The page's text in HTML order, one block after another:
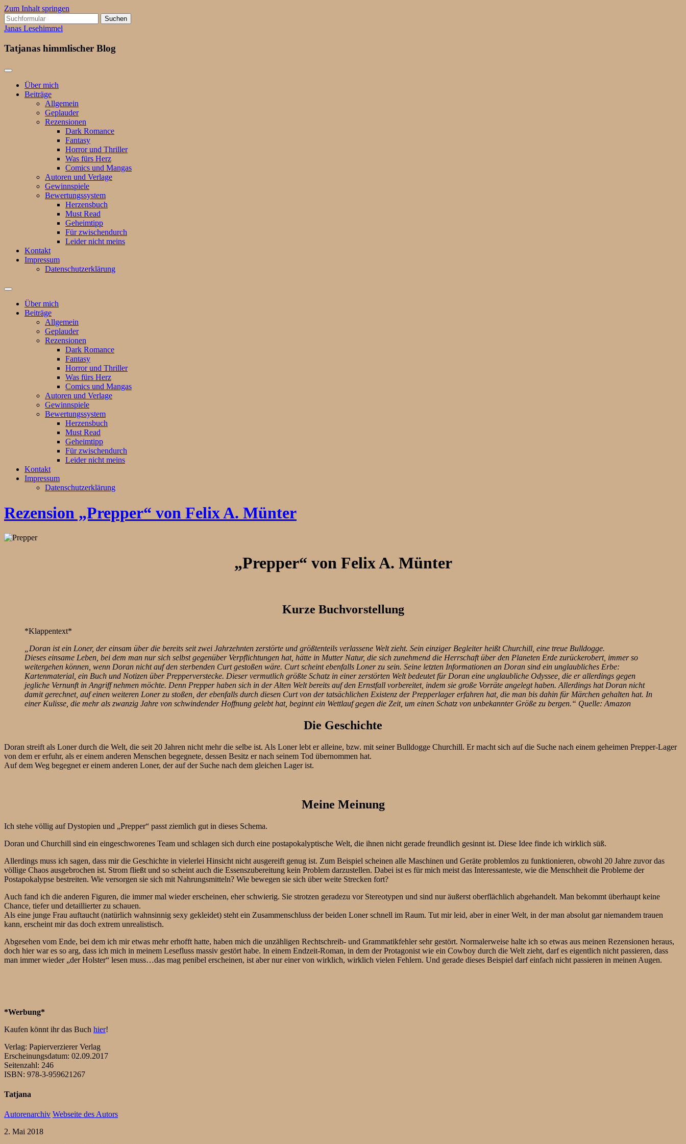
Zum Inhalt springen
Suchen
nach:
Janas Lesehimmel
Tatjanas himmlischer Blog
Über mich
Beiträge
Allgemein
Geplauder
Rezensionen
Dark Romance
Fantasy
Horror und Thriller
Was fürs Herz
Comics und Mangas
Autoren und Verlage
Gewinnspiele
Bewertungssystem
Herzensbuch
Must Read
Geheimtipp
Für zwischendurch
Leider nicht meins
Kontakt
Impressum
Datenschutzerklärung
Suchfeld
ein-/ausblenden
Über mich
Beiträge
Allgemein
Geplauder
Rezensionen
Dark Romance
Fantasy
Horror und Thriller
Was fürs Herz
Comics und Mangas
Autoren und Verlage
Gewinnspiele
Bewertungssystem
Herzensbuch
Must Read
Geheimtipp
Für zwischendurch
Leider nicht meins
Kontakt
Impressum
Datenschutzerklärung
Rezension „Prepper“ von Felix A. Münter
„Prepper“ von Felix A. Münter
Kurze Buchvorstellung
*Klappentext*
„Doran ist ein Loner, der einsam über die bereits seit zwei Jahrzehnten zerstörte und größtenteils verlassene Welt zieht. Sein einziger Begleiter heißt Churchill, eine treue Bulldogge.
Dieses einsame Leben, bei dem man nur sich selbst gegenüber Verpflichtungen hat, hätte in Mutter Natur, die sich zunehmend die Herrschaft über den Planeten Erde zurückerobert, immer so
weitergehen können, wenn Doran nicht auf den sterbenden Curt gestoßen wäre. Curt scheint ebenfalls Loner zu sein. Seine letzten Informationen an Doran sind ein unglaubliches Erbe:
Kartenmaterial, ein Buch und Notizen über Prepperverstecke. Dieser vermutlich größte Schatz in einer zerstörten Welt bedeutet für Doran eine unglaubliche Odyssee, die er allerdings gegen
jegliche Vernunft in Angriff nehmen möchte. Denn Prepper haben sich in der Alten Welt bereits auf den Ernstfall vorbereitet, indem sie große Vorräte angelegt haben. Allerdings hat Doran nicht
damit gerechnet, auf einen weiteren Loner zu stoßen, der ebenfalls durch diesen Curt von der tatsächlichen Existenz der Prepperlager erfahren hat, die man bis dahin für Märchen gehalten hat. In
einer Kulisse, die mehr als zwanzig Jahre von schwindender Hoffnung gelebt hat, beginnt ein Wettlauf gegen die Zeit, um einen Schatz von unbekannter Größe zu bergen.“ Quelle: Amazon
Die Geschichte
Doran streift als Loner durch die Welt, die seit 20 Jahren nicht mehr die selbe ist. Als Loner lebt er alleine, bzw. mit seiner Bulldogge Churchill. Er macht sich auf die Suche nach einem geheimen Prepper-Lager
von dem er erfuhr, als er einem anderen Menschen begegnete, dessen Besitz er nach seinem Tod übernommen hat.
Auf dem Weg begegnet er einem anderen Loner, der auf der Suche nach dem gleichen Lager ist.
Meine Meinung
Ich stehe völlig auf Dystopien und „Prepper“ passt ziemlich gut in dieses Schema.
Doran und Churchill sind ein eingeschworenes Team und schlagen sich durch eine postapokalyptische Welt, die ihnen nicht gerade freundlich gesinnt ist. Diese Idee finde ich wirklich süß.
Allerdings muss ich sagen, dass mir die Geschichte in vielerlei Hinsicht nicht ausgereift genug ist. Zum Beispiel scheinen alle Maschinen und Geräte problemlos zu funktionieren, obwohl 20 Jahre zuvor das
völlige Chaos ausgebrochen ist. Strom fließt und so scheint auch die Essenszubereitung kein Problem darzustellen. Dabei ist es für mich meist das Interessanteste, wie die Menschheit die Probleme der
Postapokalypse bestreiten. Wie versorgen sie sich mit Nahrungsmitteln? Wie bewegen sie sich über weite Strecken fort?
Auch fand ich die anderen Figuren, die immer mal wieder erscheinen, eher schwierig. Sie strotzen geradezu vor Stereotypen und sind nur äußerst oberflächlich abgehandelt. Man bekommt überhaupt keine
Chance, tiefer und detaillierter zu schauen.
Als eine junge Frau auftaucht (natürlich wahnsinnig sexy gekleidet) steht ein Zusammenschluss der beiden Loner schnell im Raum. Tut mir leid, aber in einer Welt, in der man absolut gar niemandem trauen
kann, erscheint mir das doch extrem unrealistisch.
Abgesehen vom Ende, bei dem ich mir etwas mehr erhofft hatte, haben mich die unzähligen Rechtschreib- und Grammatikfehler sehr gestört. Normalerweise halte ich so etwas aus meinen Rezensionen heraus,
doch hier war es so arg, dass ich mich in meinem Lesefluss massiv gestört habe. In einem Endzeit-Roman, in dem der Protagonist wie ein Cowboy durch die Welt zieht, darf es eigentlich nicht passieren, dass
man immer wieder „der Holster“ lesen muss…das mag penibel erscheinen, ist aber nur einer von wirklich, wirklich vielen Fehlern. Und gerade dieses Beispiel darf einfach nicht passieren in meinen Augen.
*Werbung*
Kaufen könnt ihr das Buch hier!
Verlag: Papierverzierer Verlag
Erscheinungsdatum: 02.09.2017
Seitenzahl: 246
ISBN: 978-3-959621267
Tatjana
Autorenarchiv Webseite des Autors
2. Mai 2018